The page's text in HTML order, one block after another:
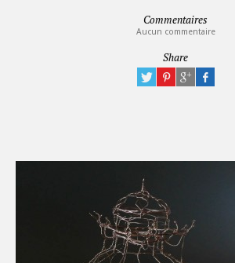
Commentaires
Aucun commentaire
Share